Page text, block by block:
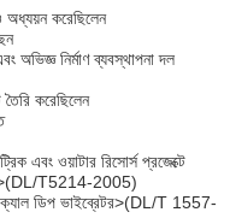
অধ্যয়ন করেছিলেন
অভিজ্ঞ নির্মাণ ব্যবস্থাপনা দল
করেছিলেন
এবং ওয়াটার রিসোর্স প্রজেক্টে
T5214-2005)
ডিপ ভাইব্রেটর>(DL/T 1557-